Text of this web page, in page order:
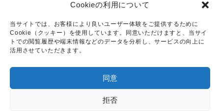
Cookieの利用について
当サイトでは、お客様により良いユーザー体験をご提供するために
Cookie（クッキー）を使用しています。同意いただけますと、当サイ
トでの閲覧履歴や端末情報などのデータを分析し、サービスの向上に
活用させていただきます。
同意
拒否
リンク
お問い合わせは
こちらから
Copyright © Dementia Inclusion and Therapeutics. All rights reserved.